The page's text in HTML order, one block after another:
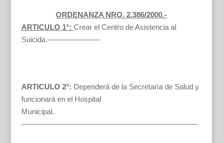
ORDENANZA NRO. 2.386/2000.-
ARTICULO 1°: Crear el Centro de Asistencia al
Suicida.———————
ARTICULO 2°: Dependerá de la Secretaría de Salud y
funcionará en el Hospital
Municipal.
———————————————————————–